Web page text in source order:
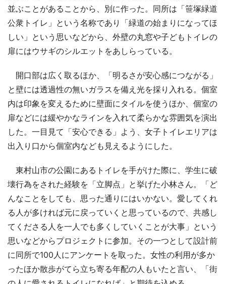
並ぶことがあることから、別に作った。同所は「笹塚緑道
公衆トイレ」という名称であり「緑道の始まりになってほ
しい」という思いなどから、外壁の丸窓や子どもトイレの
扉にはウサギのシルエットをあしらっている。
開口部は広く取るほか、「明るさが安心感につながる」
と壁には透過性の無いガラスを備え光を採り入れる。個室
内は印象を変えるために壁面にタイルを使うほか、個室の
扉などには緩やかなラインを入れて柔らかな雰囲気を演出
した。一目見て「安心できる」よう、女子トイレエリアは
出入り口から個室内なども見えるようにした。
東村山市の公園にあるトイレを手がけた際に、学生に破
壊行為をされた経験を「立脚点」と挙げた小林さん。「ど
んなことをしても、思った通りにはいかない。愛してくれ
る人が多ければ元に戻っていくと思っているので、共感し
てくださる人を一人でも多くしていくことが大事」という
思いなどからプロジェクトに参加。その一つとして設計前
に同所で100人にアンケートを取った。女性の利用が多か
ったほか散歩がてら立ち寄る年配の人もいたと言い、「街